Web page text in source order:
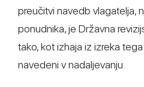
preučitvi navedb vlagatelja,
ponudnika, je Državna
tako, kot izhaja iz izreka
navedeni v nadaljevanju.